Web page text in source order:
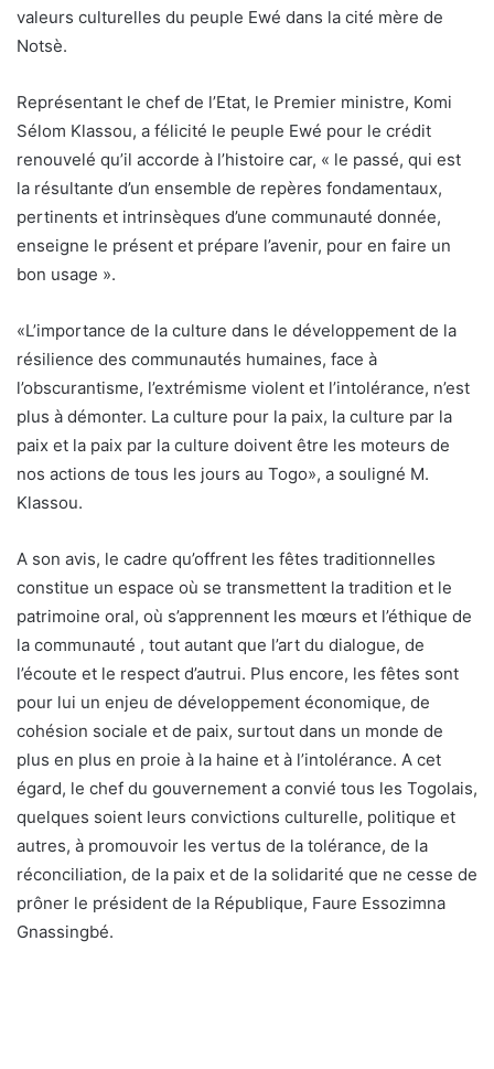
valeurs culturelles du peuple Ewé dans la cité mère de
Notsè.
Représentant le chef de l’Etat, le Premier ministre, Komi
Sélom Klassou, a félicité le peuple Ewé pour le crédit
renouvelé qu’il accorde à l’histoire car, « le passé, qui est
la résultante d’un ensemble de repères fondamentaux,
pertinents et intrinsèques d’une communauté donnée,
enseigne le présent et prépare l’avenir, pour en faire un
bon usage ».
«L’importance de la culture dans le développement de la
résilience des communautés humaines, face à
l’obscurantisme, l’extrémisme violent et l’intolérance, n’est
plus à démonter. La culture pour la paix, la culture par la
paix et la paix par la culture doivent être les moteurs de
nos actions de tous les jours au Togo», a souligné M.
Klassou.
A son avis, le cadre qu’offrent les fêtes traditionnelles
constitue un espace où se transmettent la tradition et le
patrimoine oral, où s’apprennent les mœurs et l’éthique de
la communauté , tout autant que l’art du dialogue, de
l’écoute et le respect d’autrui. Plus encore, les fêtes sont
pour lui un enjeu de développement économique, de
cohésion sociale et de paix, surtout dans un monde de
plus en plus en proie à la haine et à l’intolérance. A cet
égard, le chef du gouvernement a convié tous les Togolais,
quelques soient leurs convictions culturelle, politique et
autres, à promouvoir les vertus de la tolérance, de la
réconciliation, de la paix et de la solidarité que ne cesse de
prôner le président de la République, Faure Essozimna
Gnassingbé.